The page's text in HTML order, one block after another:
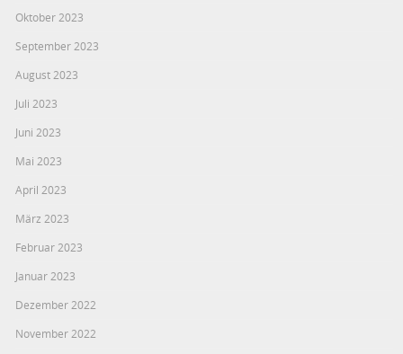
Oktober 2023
September 2023
August 2023
Juli 2023
Juni 2023
Mai 2023
April 2023
März 2023
Februar 2023
Januar 2023
Dezember 2022
November 2022